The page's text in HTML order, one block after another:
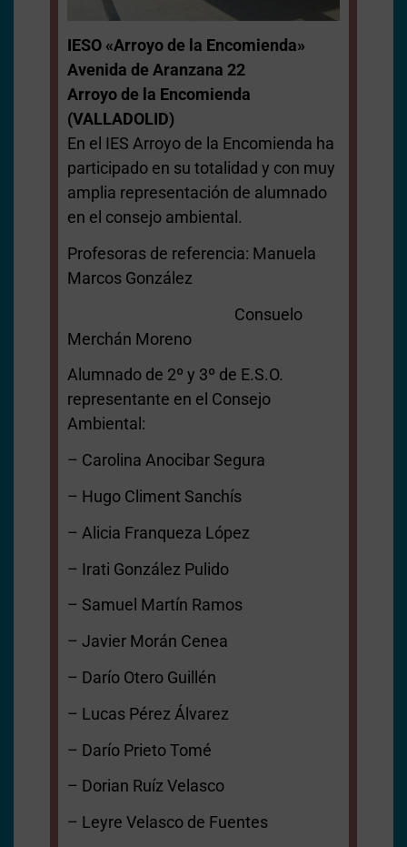
IESO «Arroyo de la Encomienda»
Avenida de Aranzana 22
Arroyo de la Encomienda
(VALLADOLID)
En el IES Arroyo de la Encomienda ha
participado en su totalidad y con muy
amplia representación de alumnado
en el consejo ambiental.
Profesoras de referencia: Manuela
Marcos González
Consuelo
Merchán Moreno
Alumnado de 2º y 3º de E.S.O.
representante en el Consejo
Ambiental:
– Carolina Anocibar Segura
– Hugo Climent Sanchís
– Alicia Franqueza López
– Irati González Pulido
– Samuel Martín Ramos
– Javier Morán Cenea
– Darío Otero Guillén
– Lucas Pérez Álvarez
– Darío Prieto Tomé
– Dorian Ruíz Velasco
– Leyre Velasco de Fuentes